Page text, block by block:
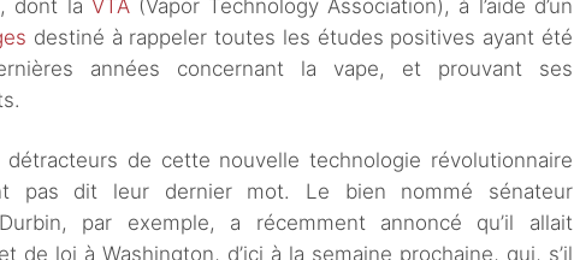
dont la VTA(Vapor Technology Association), à l’aide d’un
destiné à rappeler toutes les études positives ayant été
années concernant la vape, et prouvant ses
de cette nouvelle technologie révolutionnaire
pas dit leur dernier mot. Le bien nommé sénateur
par exemple, a récemment annoncé qu’il allait
de loi à Washington, d’ici à la semaine prochaine, qui, s’il